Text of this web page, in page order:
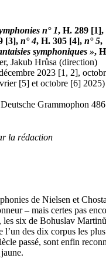
n° 1, H. 289 [1],
[3], n° 4, H. 305 [4], n° 5,
symphoniques »,
Jakub Hrůsa (direction)
2023 [1, 2],
[5] et octobre [6]
Grammophon
la rédaction
de Nielsen et
– mais certes pas
les six de Bohuslav Martinů
l’un des dix corpus les plus
passé, sont enfin